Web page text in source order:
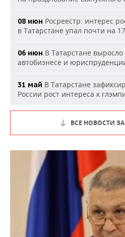
08 июн Росреестр: интерес
в Татарстане упал почти на
06 июн В Татарстане
автобизнесе и
31 май В Татарстане
России рост интереса к
ВСЕ НОВОСТИ